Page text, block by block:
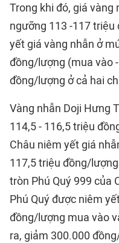
Trong khi đó, giá vàng
ngưỡng 113 -117
yết giá vàng nhẫn ở
đồng/lượng (mua vào
đồng/lượng ở cả hai
Vàng nhẫn Doji Hưng
114,5 - 116,5 triệu
Châu niêm yết giá
117,5 triệu đồng/
tròn Phú Quý 999 của
Phú Quý được niêm
đồng/lượng mua vào
ra, giảm 300.000